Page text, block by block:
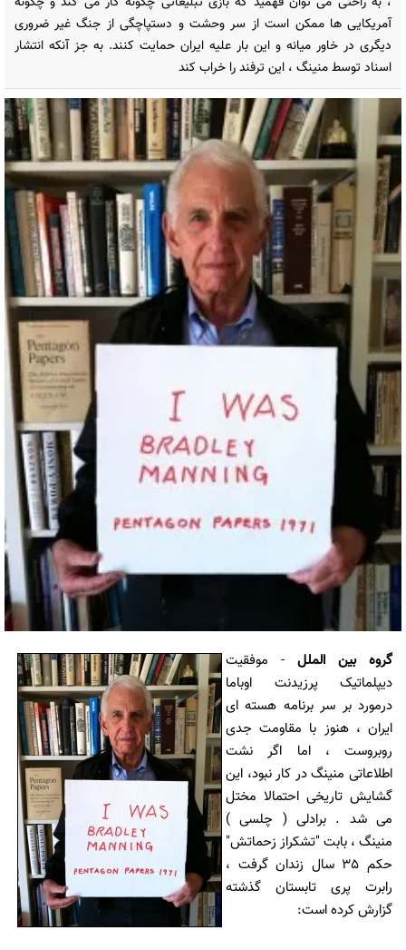
آمریکایی ها ممکن است از سر وحشت و دستپاچگی از جنگ غیر ضروری
دیگری در خاور میانه و این بار علیه ایران حمایت کنند. به جز آنکه انتشار
اسناد توسط منینگ ، این ترفند را خراب کند
گروه بین الملل - موفقیت
دیپلماتیک پرزیدنت اوباما
درمورد بر سر برنامه هسته ای
ایران ، هنوز با مقاومت جدی
روبروست ، اما اگر نشت
اطلاعاتی منینگ در کار نبود، این
گشایش تاریخی احتمالا مختل
می شد . برادلی ( چلسی )
منینگ ، بابت "تشکراز زحماتش"
حکم 35 سال
زندان گرفت ،
رابرت پری تابستان گذشته
گزارش کرده است: